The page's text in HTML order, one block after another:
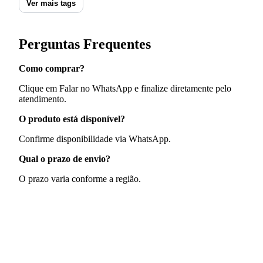
Ver mais tags
Perguntas Frequentes
Como comprar?
Clique em Falar no WhatsApp e finalize diretamente pelo
atendimento.
O produto está disponível?
Confirme disponibilidade via WhatsApp.
Qual o prazo de envio?
O prazo varia conforme a região.